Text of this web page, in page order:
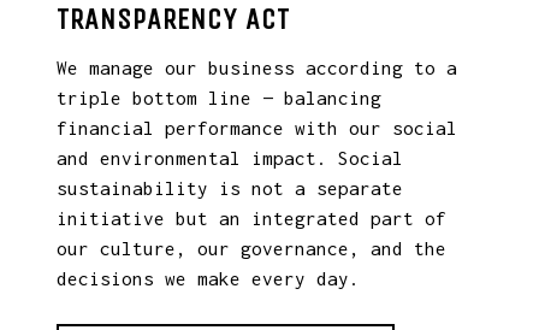
TRANSPARENCY ACT
We manage our business according to a
triple bottom line — balancing
financial performance with our social
and environmental impact. Social
sustainability is not a separate
initiative but an integrated part of
our culture, our governance, and the
decisions we make every day.